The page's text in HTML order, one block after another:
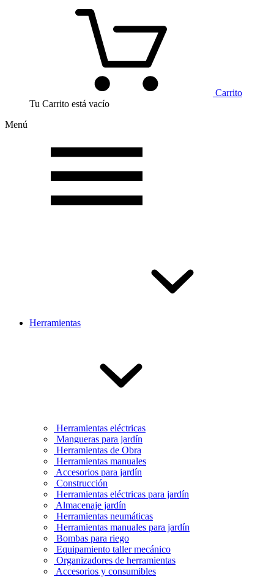
Carrito
Tu Carrito está vacío
Menú
Herramientas
Herramientas eléctricas
Mangueras para jardín
Herramientas de Obra
Herramientas manuales
Accesorios para jardín
Construcción
Herramientas eléctricas para jardín
Almacenaje jardín
Herramientas neumáticas
Herramientas manuales para jardín
Bombas para riego
Equipamiento taller mecánico
Organizadores de herramientas
Accesorios y consumibles